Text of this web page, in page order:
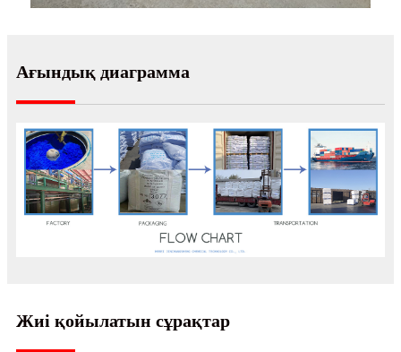
Ағындық диаграмма
Жиі қойылатын сұрақтар